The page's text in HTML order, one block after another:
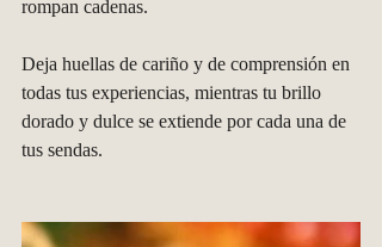
rompan cadenas.
Deja huellas de cariño y de comprensión en
todas tus experiencias, mientras tu brillo
dorado y dulce se extiende por cada una de
tus sendas.